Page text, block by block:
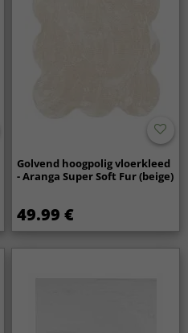
Golvend hoogpolig vloerkleed
- Aranga Super Soft Fur (beige)
49.99 €